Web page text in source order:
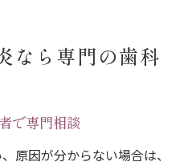
なら専門の歯科
で専門相談
原因が分からない場合は、